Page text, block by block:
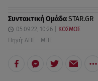
Συντακτική ΟμάδαSTAR.GR
05.09.22, 10:26
ΚΟΣΜΟΣ
Πηγή: ΑΠΕ - ΜΠΕ